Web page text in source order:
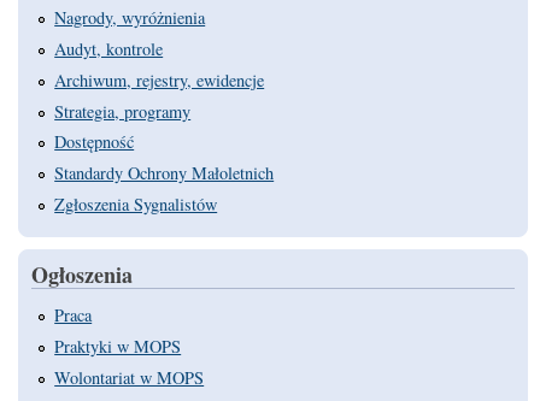
Nagrody, wyróżnienia
Audyt, kontrole
Archiwum, rejestry, ewidencje
Strategia, programy
Dostępność
Standardy Ochrony Małoletnich
Zgłoszenia Sygnalistów
Ogłoszenia
Praca
Praktyki w MOPS
Wolontariat w MOPS